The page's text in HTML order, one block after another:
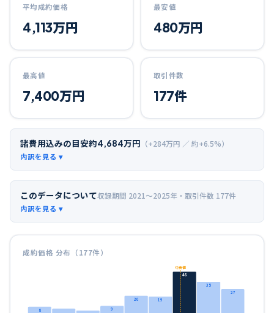
平均成約価格
4,113万円
最安値
480万円
最高値
7,400万円
取引件数
177件
諸費用込みの目安約4,684万円 （+284万円 ／ 約+6.5%）
このデータについて収録期間 2021〜2025年 ・取引件数 177件
成約価格 分布（177件）
8 9
20 19
46
35
27
中央値